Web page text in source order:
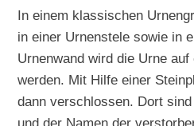
In einem klassischen
in einer Urnenstele sowie in
Urnenwand wird die Urne
werden. Mit Hilfe einer
dann verschlossen. Dort